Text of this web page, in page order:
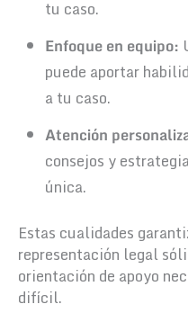
tu caso.
Enfoque en equipo:
puede aportar
a tu caso.
Atención
consejos y
única.
Estas cualidades
representación legal
orientación de apoyo
difícil.